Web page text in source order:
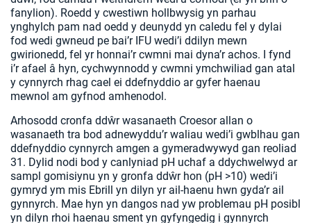
fanylion). Roedd y cwestiwn hollbwysig yn parhau
ynghylch pam nad oedd y deunydd yn caledu fel y dylai
fod wedi gwneud pe bai’r IFU wedi’i ddilyn mewn
gwirionedd, fel yr honnai’r cwmni mai dyna’r achos. I fynd
i’r afael â hyn, cychwynnodd y cwmni ymchwiliad gan atal
y cynnyrch rhag cael ei ddefnyddio ar gyfer haenau
mewnol am gyfnod amhenodol.
Arhosodd cronfa ddŵr wasanaeth Croesor allan o
wasanaeth tra bod adnewyddu’r waliau wedi’i gwblhau gan
ddefnyddio cynnyrch amgen a gymeradwywyd gan reoliad
31. Dylid nodi bod y canlyniad pH uchaf a ddychwelwyd ar
sampl gomisiynu yn y gronfa ddŵr hon (pH >10) wedi’i
gymryd ym mis Ebrill yn dilyn yr ail-haenu hwn gyda’r ail
gynnyrch. Mae hyn yn dangos nad yw problemau pH posibl
yn dilyn rhoi haenau sment yn gyfyngedig i gynnyrch